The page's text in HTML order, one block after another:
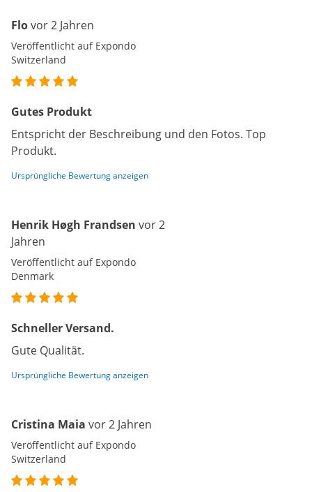
Flovor 2 Jahren
Veröffentlicht auf Expondo
Switzerland
Gutes Produkt
Entspricht der Beschreibung und den Fotos. Top
Produkt.
Ursprüngliche Bewertung anzeigen
Henrik Høgh Frandsen vor 2
Jahren
Veröffentlicht auf Expondo
Denmark
Schneller Versand.
Gute Qualität.
Ursprüngliche Bewertung anzeigen
Cristina Maia vor 2 Jahren
Veröffentlicht auf Expondo
Switzerland